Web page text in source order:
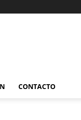
CONTACTO